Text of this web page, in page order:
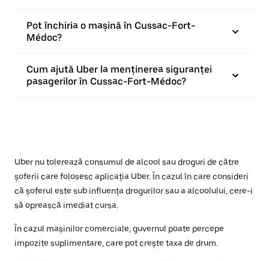
Pot închiria o mașină în Cussac-Fort-
Médoc?
Cum ajută Uber la menținerea siguranței
pasagerilor în Cussac-Fort-Médoc?
Uber nu tolerează consumul de alcool sau droguri de către
șoferii care folosesc aplicația Uber. În cazul în care consideri
că șoferul este sub influența drogurilor sau a alcoolului, cere-i
să oprească imediat cursa.
În cazul mașinilor comerciale, guvernul poate percepe
impozite suplimentare, care pot crește taxa de drum.